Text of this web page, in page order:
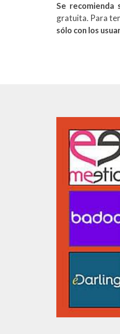
Se recomienda
gratuita. Para
sólo con los